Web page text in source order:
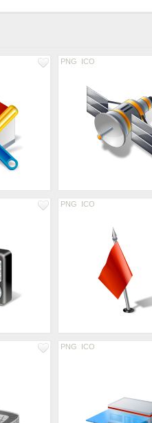
PNG ICO
PNG ICO
PNG ICO